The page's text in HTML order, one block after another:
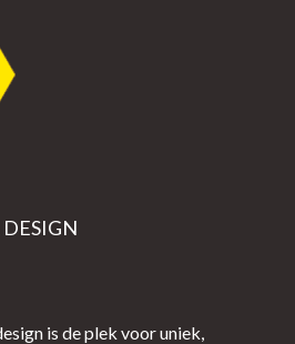
is de plek voor uniek,